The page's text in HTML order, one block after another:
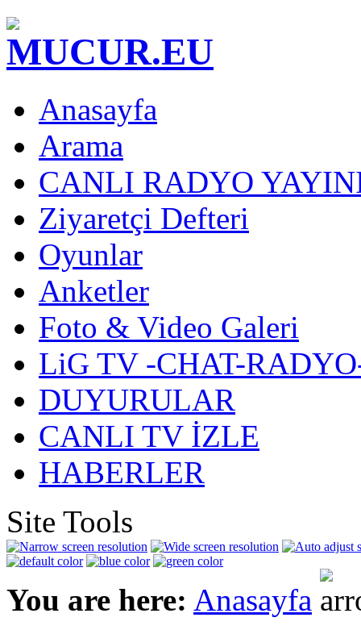
Anasayfa
Arama
CANLI RADYO
Ziyaretçi Defteri
Oyunlar
Anketler
Foto & Video Galeri
LiG TV -CHAT-
DUYURULAR
CANLI TV İZLE
HABERLER
Site Tools
You are here: Anasayfa